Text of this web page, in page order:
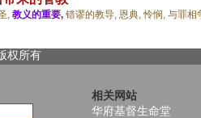
, 教义的重要, 错谬的教导, 恩典,怜悯, 与罪相
权所有
相关网站
华府基督生命堂